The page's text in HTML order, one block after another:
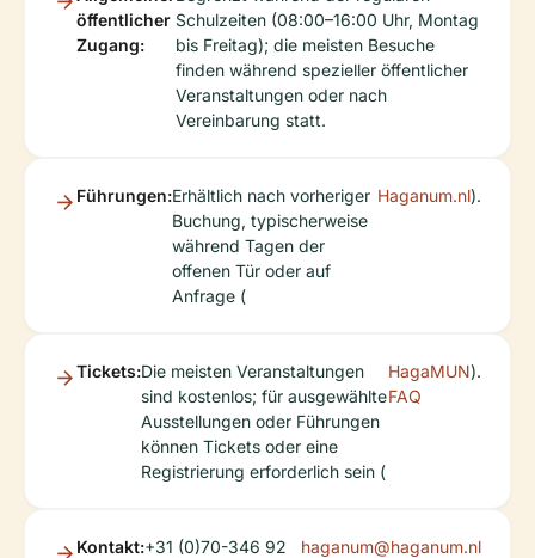
öffentlicher
Zugang:
Schulzeiten (08:00–16:00 Uhr, Montag
bis Freitag); die meisten Besuche
finden während spezieller öffentlicher
Veranstaltungen oder nach
Vereinbarung statt.
Führungen:Erhältlich nach vorheriger
Buchung, typischerweise
während Tagen der
offenen Tür oder auf
Anfrage (
Haganum.nl).
Tickets:Die meisten Veranstaltungen
sind kostenlos; für ausgewählte
Ausstellungen oder Führungen
können Tickets oder eine
Registrierung erforderlich sein (
HagaMUN
FAQ
).
Kontakt:+31 (0)70-346 92
haganum@haganum.nl